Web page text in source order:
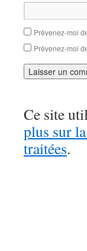
Prévenez-moi
Prévenez-moi
Ce site
plus sur
traitées.